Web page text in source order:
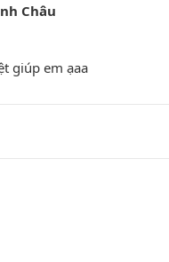
Châu
giúp em ạaa